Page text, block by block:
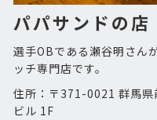
パパサンドの
選手OBである瀬谷明さん
ッチ専門店です。
住所：〒371-0021 群馬
ビル 1F